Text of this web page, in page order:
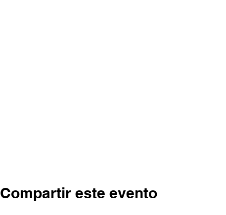
Compartir este evento